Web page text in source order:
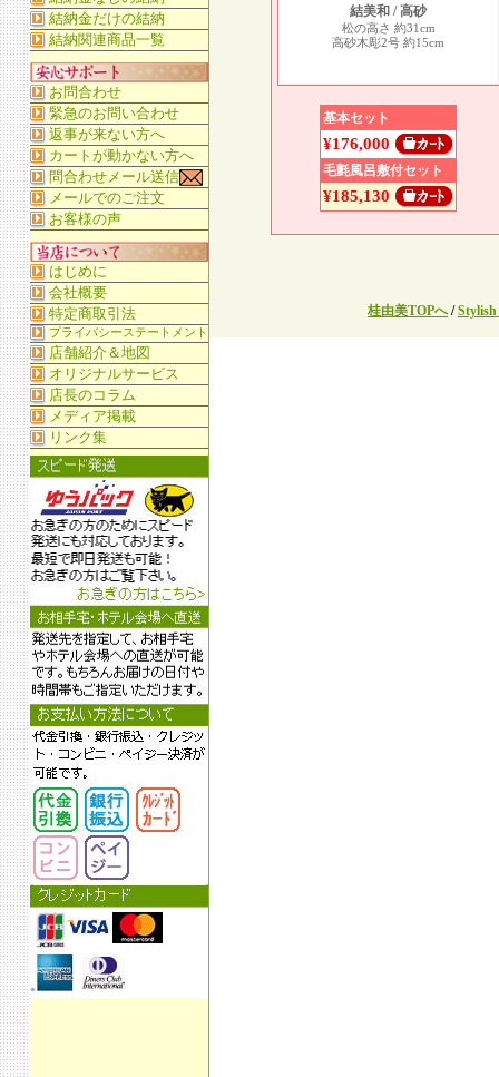
結美和 / 高砂
松の高さ 約31cm
高砂木彫2号 約15cm
基本セット
¥176,000
毛氈風呂敷付セット
¥185,130
桂由美TOPへ/Stylish